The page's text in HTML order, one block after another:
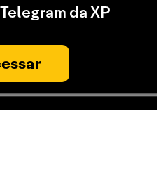
da XP